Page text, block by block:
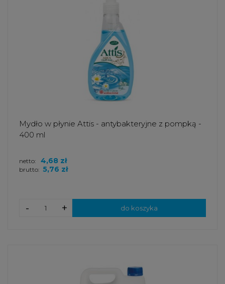
Mydło w płynie Attis - antybakteryjne z pompką -
400 ml
brutto: 5,76 zł
netto: 4,68 zł
+
- do koszyka